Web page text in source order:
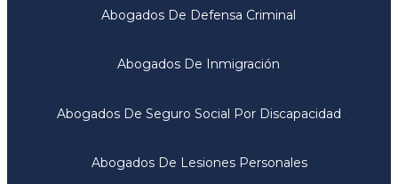
Abogados De Defensa Criminal
Abogados De Inmigración
Abogados De Seguro Social Por Discapacidad
Abogados De Lesiones Personales